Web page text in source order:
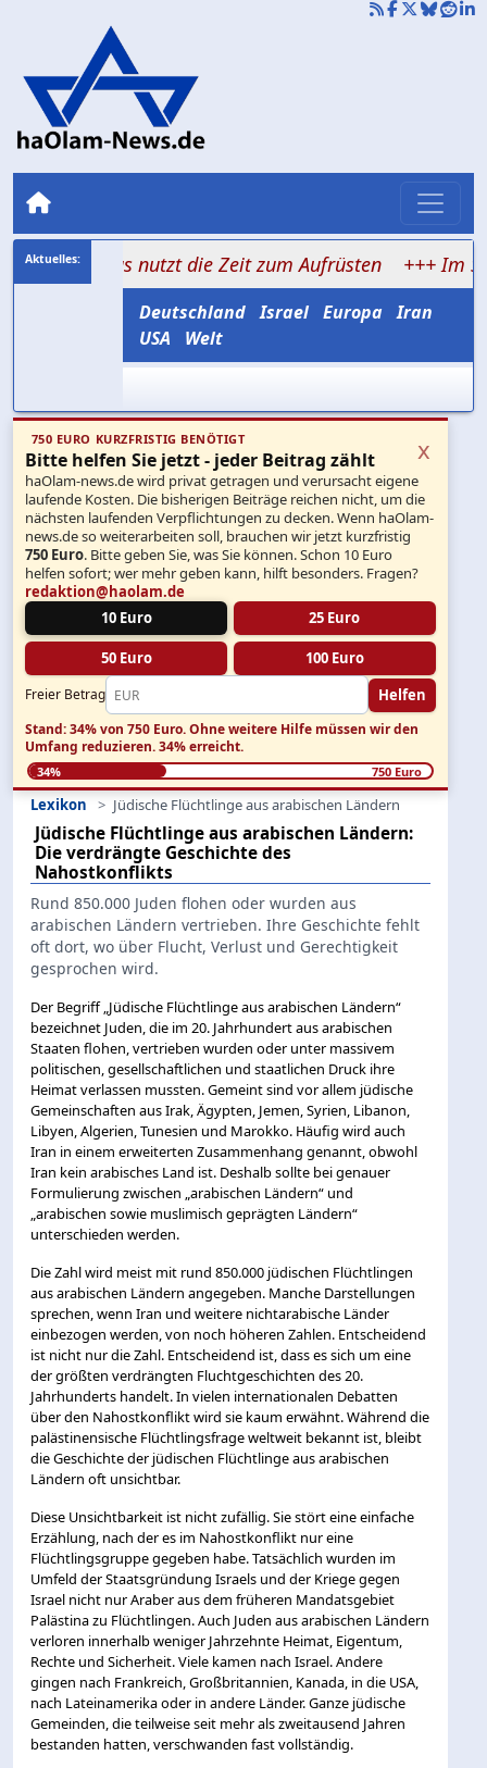
nutzt die Zeit zum Aufrüsten +++ Im Schatten
Deutschland Israel Europa Iran
USA
Welt
750 EURO KURZFRISTIG BENÖTIGT
Bitte helfen Sie jetzt - jeder Beitrag zählt
haOlam-news.de wird privat getragen und verursacht eigene
laufende Kosten. Die bisherigen Beiträge reichen nicht, um die
nächsten laufenden Verpflichtungen zu decken. Wenn haOlam-
news.de so weiterarbeiten soll, brauchen wir jetzt kurzfristig
750 Euro. Bitte geben Sie, was Sie können. Schon 10 Euro
helfen sofort; wer mehr geben kann, hilft besonders. Fragen?
redaktion@haolam.de
10 Euro
25 Euro
50 Euro 100 Euro
Freier Betrag Helfen
x
Stand: 34% von 750 Euro.Ohne weitere Hilfe müssen wir den
Umfang reduzieren.34% erreicht.
34% 750 Euro
Lexikon Jüdische Flüchtlinge aus arabischen Ländern
Jüdische Flüchtlinge aus arabischen Ländern:
Die verdrängte Geschichte des
Nahostkonflikts
Rund 850.000 Juden flohen oder wurden aus
arabischen Ländern vertrieben. Ihre Geschichte fehlt
oft dort, wo über Flucht, Verlust und Gerechtigkeit
gesprochen wird.
Der Begriff „Jüdische Flüchtlinge aus arabischen Ländern“
bezeichnet Juden, die im 20. Jahrhundert aus arabischen
Staaten flohen, vertrieben wurden oder unter massivem
politischen, gesellschaftlichen und staatlichen Druck ihre
Heimat verlassen mussten. Gemeint sind vor allem jüdische
Gemeinschaften aus Irak, Ägypten, Jemen, Syrien, Libanon,
Libyen, Algerien, Tunesien und Marokko. Häufig wird auch
Iran in einem erweiterten Zusammenhang genannt, obwohl
Iran kein arabisches Land ist. Deshalb sollte bei genauer
Formulierung zwischen „arabischen Ländern“ und
„arabischen sowie muslimisch geprägten Ländern“
unterschieden werden.
Die Zahl wird meist mit rund 850.000 jüdischen Flüchtlingen
aus arabischen Ländern angegeben. Manche Darstellungen
sprechen, wenn Iran und weitere nichtarabische Länder
einbezogen werden, von noch höheren Zahlen. Entscheidend
ist nicht nur die Zahl. Entscheidend ist, dass es sich um eine
der größten verdrängten Fluchtgeschichten des 20.
Jahrhunderts handelt. In vielen internationalen Debatten
über den Nahostkonflikt wird sie kaum erwähnt. Während die
palästinensische Flüchtlingsfrage weltweit bekannt ist, bleibt
die Geschichte der jüdischen Flüchtlinge aus arabischen
Ländern oft unsichtbar.
Diese Unsichtbarkeit ist nicht zufällig. Sie stört eine einfache
Erzählung, nach der es im Nahostkonflikt nur eine
Flüchtlingsgruppe gegeben habe. Tatsächlich wurden im
Umfeld der Staatsgründung Israels und der Kriege gegen
Israel nicht nur Araber aus dem früheren Mandatsgebiet
Palästina zu Flüchtlingen. Auch Juden aus arabischen Ländern
verloren innerhalb weniger Jahrzehnte Heimat, Eigentum,
Rechte und Sicherheit. Viele kamen nach Israel. Andere
gingen nach Frankreich, Großbritannien, Kanada, in die USA,
nach Lateinamerika oder in andere Länder. Ganze jüdische
Gemeinden, die teilweise seit mehr als zweitausend Jahren
bestanden hatten, verschwanden fast vollständig.